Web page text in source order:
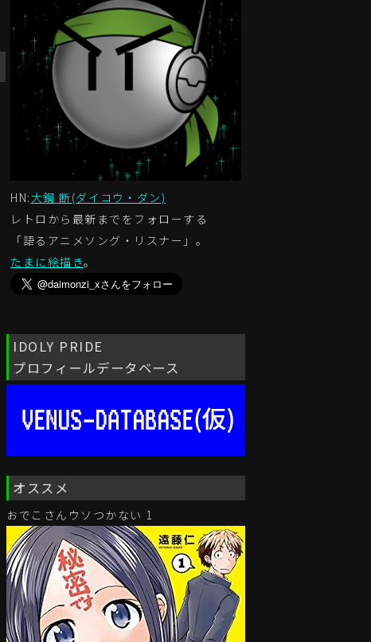
HN: 大鋼 断(ダイコウ・ダン)
レトロから最新までをフォローする
「語るアニメソング・リスナー」。
たまに絵描き。
IDOLY PRIDE
プロフィールデータベース
オススメ
おでこさんウソつかない 1